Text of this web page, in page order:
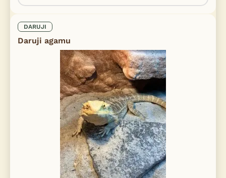
DARUJI
Daruji agamu